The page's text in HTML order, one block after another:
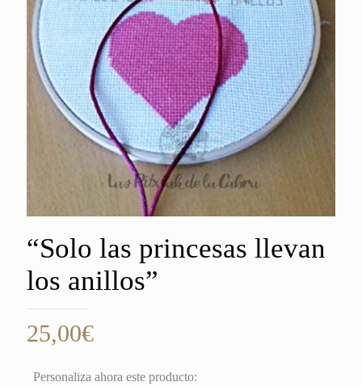
“Solo las princesas llevan
los anillos”
25,00€
Personaliza ahora este producto: